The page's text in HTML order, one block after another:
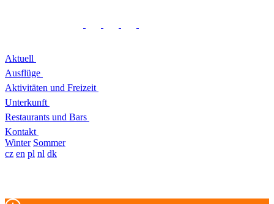
Aktuell
Ausflüge
Aktivitäten und Freizeit
Unterkunft
Restaurants und Bars
Kontakt
Winter Sommer
cz en pl nl dk